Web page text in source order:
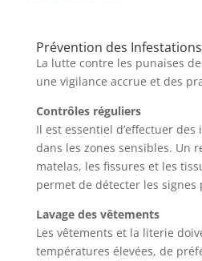
Prévention des Infestations
La lutte contre les punaises
une vigilance accrue et des
Contrôles réguliers
Il est essentiel d’effectuer
dans les zones sensibles. Un
matelas, les fissures et les
permet de détecter les signes
Lavage des vêtements
Les vêtements et la literie
températures élevées, de